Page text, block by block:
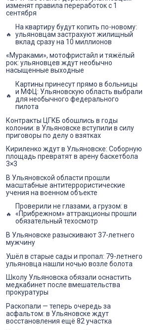
изменят правила переработок с 1
сентября
На квартиру будут копить по-новому:
ульяновцам застрахуют жилищный
вклад сразу на 10 миллионов
«Мураками», мотофристайл и тяжёлый
рок: ульяновцев ждут необычно
насыщенные выходные
Картины принесут прямо в больницы
и МФЦ: Ульяновскую область выбрали
для необычного федерального
пилота
Контракты ЦГКБ обошлись в годы
колонии: в Ульяновске вступили в силу
приговоры по делу о взятках
Кириленко ждут в Ульяновске: Соборную
площадь превратят в арену баскетбола
3×3
В Ульяновской области прошли
масштабные антитеррористические
учения на военном объекте
Проверили не глазами, а грузом: в
«Прибрежном» аттракционы прошли
обязательный техосмотр
В Ульяновске разыскивают 37-летнего
мужчину
Ушёл в старые сады и пропал: 79-летнего
ульяновца нашли ночью возле болота
Школу Ульяновска обязали оснастить
медкабинет после вмешательства
прокуратуры
Раскопали — теперь очередь за
асфальтом: в Ульяновске ждут
восстановления ещё 82 участка